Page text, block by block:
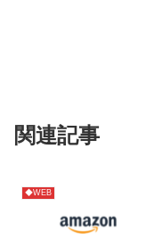
関連記事
◆WEB